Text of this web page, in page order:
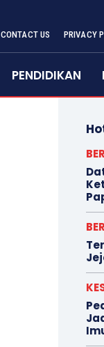
CONTACT US PRIVACY
PENDIDIKAN